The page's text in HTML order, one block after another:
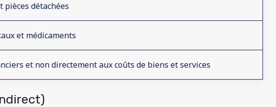
pièces détachées
et médicaments
et non directement aux coûts de biens et services